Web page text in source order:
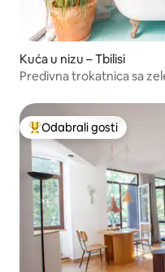
Kuća u nizu – Tbilisi
Predivna trokatnica sa
Među najviše
Odabrali gosti